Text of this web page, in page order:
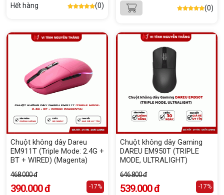
Hết hàng (0) (0)
Chuột không dây Dareu
EM911T (Triple Mode: 2.4G +
BT + WIRED) (Magenta)
468.000 đ
390.000 đ -17%
Chuột không dây Gaming
DAREU EM950T (TRIPLE
MODE, ULTRALIGHT)
646.800 đ
539.000 đ -17%